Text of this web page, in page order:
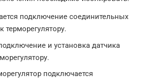
подключение соединительных
терморегулятору.
и установка датчика
подключается